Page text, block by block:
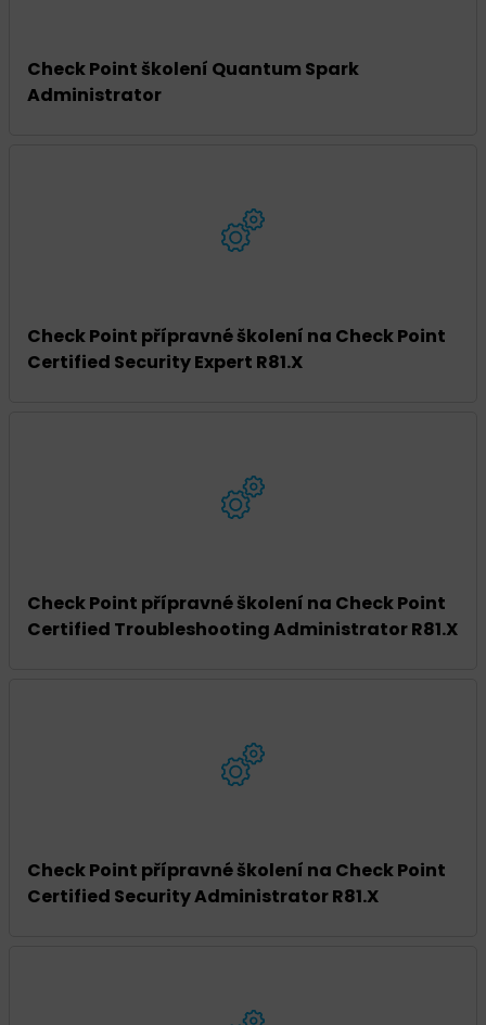
Check Point školení Quantum Spark
Administrator
Check Point přípravné školení na Check Point
Certified Security Expert R81.X
Check Point přípravné školení na Check Point
Certified Troubleshooting Administrator R81.X
Check Point přípravné školení na Check Point
Certified Security Administrator R81.X